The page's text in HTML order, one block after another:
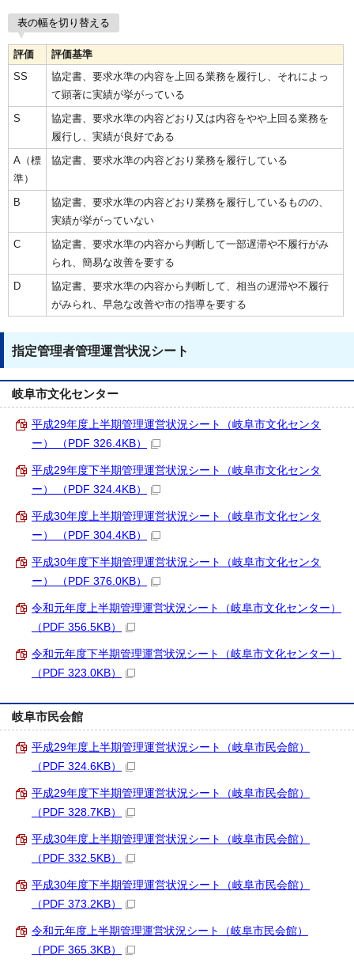
表の幅を切り替える
評価
評価基準
SS
協定書、要求水準の内容を上回る業務を履行し、それによっ
て顕著に実績が挙がっている
S
協定書、要求水準の内容どおり又は内容をやや上回る業務を
履行し、実績が良好である
A（標
準）
協定書、要求水準の内容どおり業務を履行している
B
協定書、要求水準の内容どおり業務を履行しているものの、
実績が挙がっていない
C
協定書、要求水準の内容から判断して一部遅滞や不履行がみ
られ、簡易な改善を要する
D
協定書、要求水準の内容から判断して、相当の遅滞や不履行
がみられ、早急な改善や市の指導を要する
指定管理者管理運営状況シート
岐阜市文化センター
平成29年度上半期管理運営状況シート（岐阜市文化センタ
ー） （PDF 326.4KB）
平成29年度下半期管理運営状況シート（岐阜市文化センタ
ー） （PDF 324.4KB）
平成30年度上半期管理運営状況シート（岐阜市文化センタ
ー） （PDF 304.4KB）
平成30年度下半期管理運営状況シート（岐阜市文化センタ
ー） （PDF 376.0KB）
令和元年度上半期管理運営状況シート（岐阜市文化センター）
（PDF 356.5KB）
令和元年度下半期管理運営状況シート（岐阜市文化センター）
（PDF 323.0KB）
岐阜市民会館
平成29年度上半期管理運営状況シート（岐阜市民会館）
（PDF 324.6KB）
平成29年度下半期管理運営状況シート（岐阜市民会館）
（PDF 328.7KB）
平成30年度上半期管理運営状況シート（岐阜市民会館）
（PDF 332.5KB）
平成30年度下半期管理運営状況シート（岐阜市民会館）
（PDF 373.2KB）
令和元年度上半期管理運営状況シート（岐阜市民会館）
（PDF 365.3KB）